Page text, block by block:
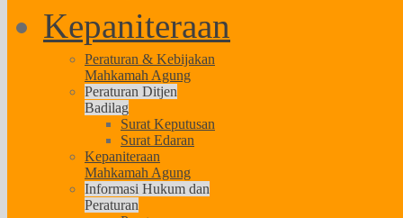
Kepaniteraan
Peraturan & Kebijakan
Mahkamah Agung
Peraturan Ditjen
Badilag
Surat Keputusan
Surat Edaran
Kepaniteraan
Mahkamah Agung
Informasi Hukum dan
Peraturan